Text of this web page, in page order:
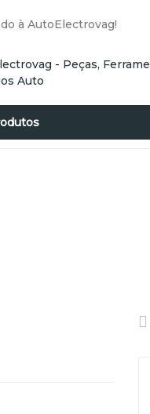
à AutoElectrovag!